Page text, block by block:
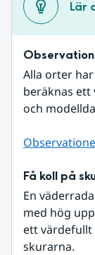
Lär
Alla orter
beräknas
och
Få koll på
En
med hög
ett värdefullt
skurarna.